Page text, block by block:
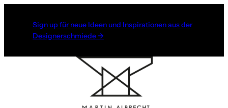
springen
Sign up für neue Ideen und Inspirationen aus der
Designerschmiede →